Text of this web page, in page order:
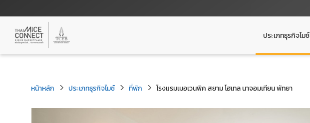
ประเภทธุรกิจไมซ์
หน้าหลัก ประเภทธุรกิจไมซ์ ที่พัก โรงแรมเมอเวนพิค สยาม โฮเทล นาจอมเทียน พัทยา